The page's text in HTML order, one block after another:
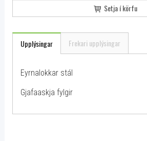
Setja í körfu
Upplýsingar Frekari upplýsingar
Eyrnalokkar stál
Gjafaaskja fylgir